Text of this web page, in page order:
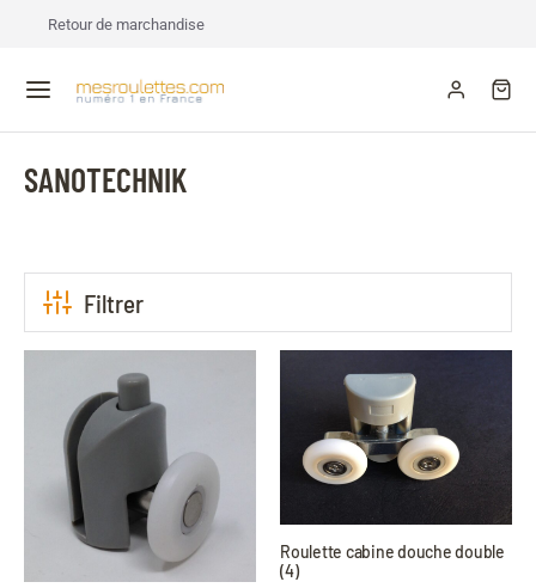
Retour de marchandise
SANOTECHNIK
Filtrer
Roulette cabine douche double
(4)